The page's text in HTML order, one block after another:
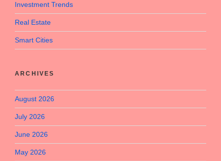
Investment Trends
Real Estate
Smart Cities
ARCHIVES
August 2026
July 2026
June 2026
May 2026